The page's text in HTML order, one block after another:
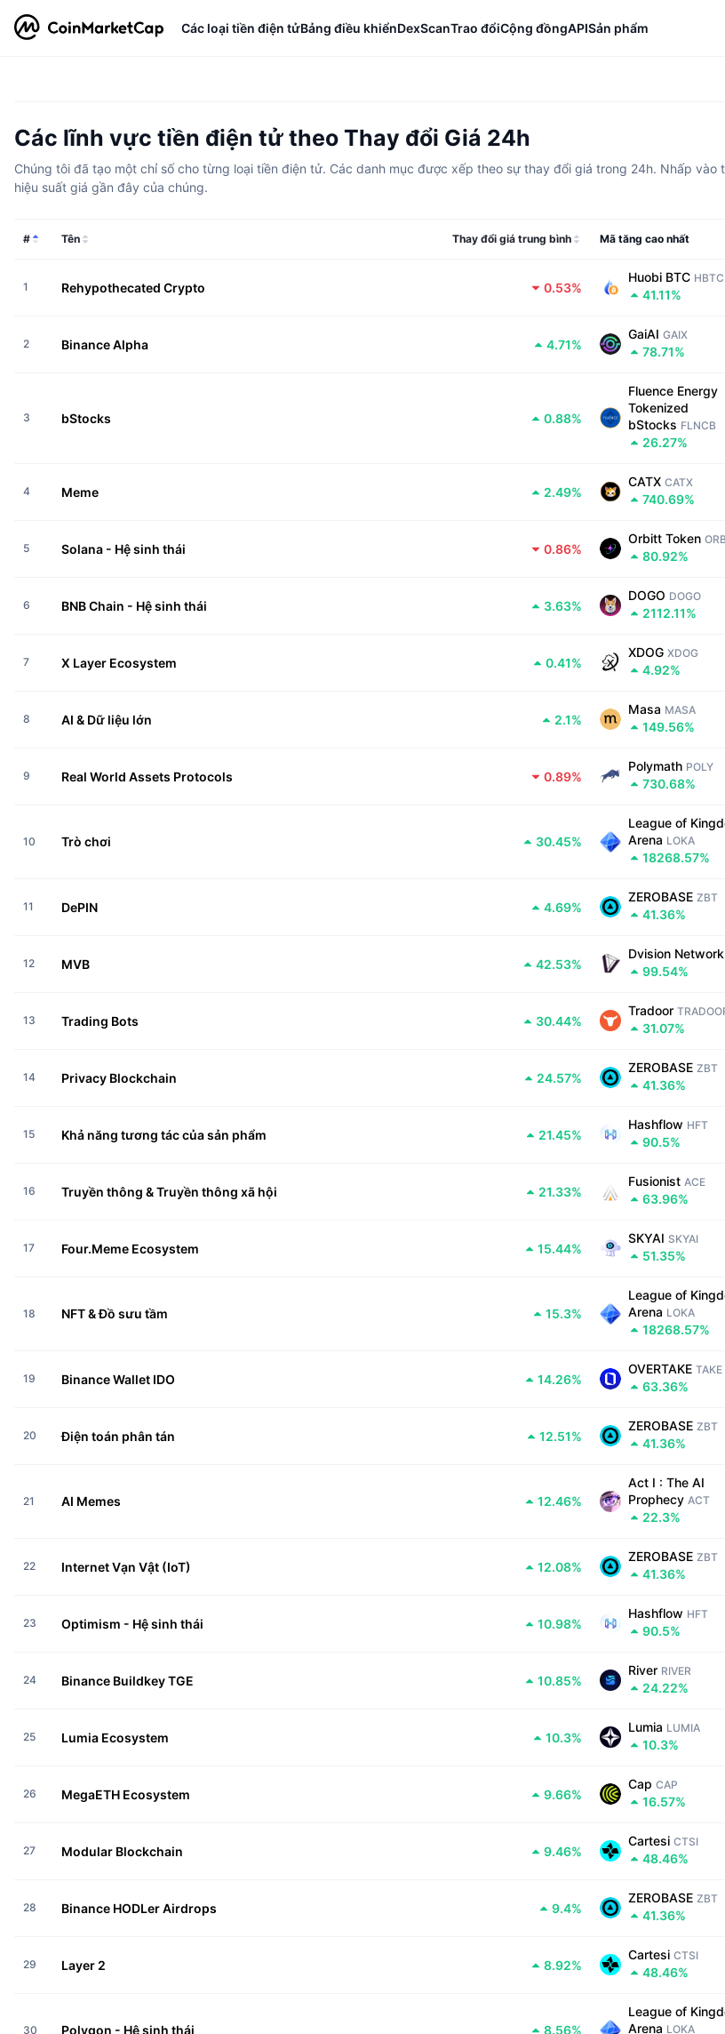
Các loại tiền điện tửBảng điều khiểnDexScanTrao đổiCộng đồngAPISản phẩm
Các lĩnh vực tiền điện tử theo Thay đổi Giá 24h
Chúng tôi đã tạo một chỉ số cho từng loại tiền điện tử. Các danh mục được xếp theo sự thay đổi giá trong 24h. Nhấp
hiệu suất giá gần đây của chúng.
# Tên Thay đổi giá trung bình Mã tăng cao nhất
1 Rehypothecated Crypto 0.53%
Huobi BTC HBTC
41.11%
2 Binance Alpha 4.71%
GaiAI GAIX
78.71%
3 bStocks 0.88%
Fluence Energy
Tokenized
bStocks FLNCB
26.27%
4 Meme 2.49%
CATX CATX
740.69%
5 Solana - Hệ sinh thái 0.86%
Orbitt Token
80.92%
6 BNB Chain - Hệ sinh thái 3.63%
DOGO DOGO
2112.11%
7 X Layer Ecosystem 0.41%
XDOG XDOG
4.92%
8 AI & Dữ liệu lớn 2.1%
Masa MASA
149.56%
9 Real World Assets Protocols 0.89%
Polymath POLY
730.68%
10 Trò chơi 30.45%
League of
Arena LOKA
18268.57%
11 DePIN 4.69%
ZEROBASE ZBT
41.36%
12 MVB 42.53%
Dvision Network
99.54%
13 Trading Bots 30.44%
Tradoor
31.07%
14 Privacy Blockchain 24.57%
ZEROBASE ZBT
41.36%
15 Khả năng tương tác của sản phẩm 21.45%
Hashflow HFT
90.5%
16 Truyền thông & Truyền thông xã hội 21.33%
Fusionist ACE
63.96%
17 Four.Meme Ecosystem 15.44%
SKYAI SKYAI
51.35%
18 NFT & Đồ sưu tầm 15.3%
League of
Arena LOKA
18268.57%
19 Binance Wallet IDO 14.26%
OVERTAKE TAKE
63.36%
20 Điện toán phân tán 12.51%
ZEROBASE ZBT
41.36%
21 AI Memes 12.46%
Act I : The AI
Prophecy ACT
22.3%
22 Internet Vạn Vật (IoT) 12.08%
ZEROBASE ZBT
41.36%
23 Optimism - Hệ sinh thái 10.98%
Hashflow HFT
90.5%
24 Binance Buildkey TGE 10.85%
River RIVER
24.22%
25 Lumia Ecosystem 10.3%
Lumia LUMIA
10.3%
26 MegaETH Ecosystem 9.66%
Cap CAP
16.57%
27 Modular Blockchain 9.46%
Cartesi CTSI
48.46%
28 Binance HODLer Airdrops 9.4%
ZEROBASE ZBT
41.36%
29 Layer 2 8.92%
Cartesi CTSI
48.46%
30 Polygon - Hệ sinh thái 8.56%
League of
Arena LOKA